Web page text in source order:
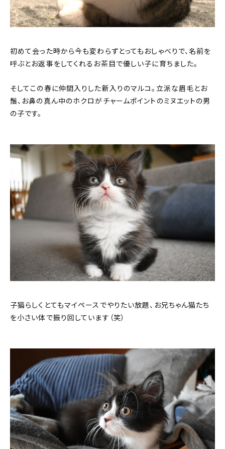
初めて会った時から今も変わらずとってもおしゃべりで、名前を
呼ぶとお返事をしてくれるお茶目で優しい子に育ちました。
そしてこの春に仲間入りした新入りのマルコ。立派な眉毛とお
鬚、お鼻の真ん中のホクロがチャームポイントのミヌエットの男
の子です。
子猫らしくとてもマイペースでやりたい放題、お兄ちゃん猫たち
を小さい体で振り回しています（笑）